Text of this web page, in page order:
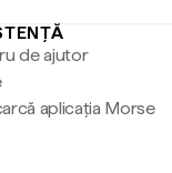
de ajutor
aplicația Morse